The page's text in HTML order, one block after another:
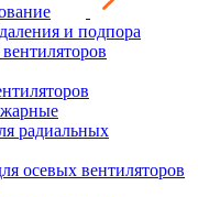
и подпора
радиальных
осевых вентиляторов